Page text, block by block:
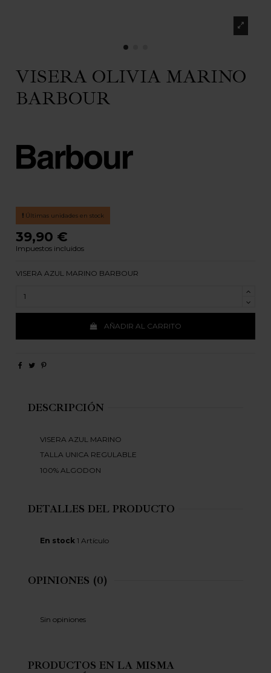
VISERA OLIVIA MARINO
BARBOUR
Últimas unidades en stock
39,90 €
Impuestos incluidos
VISERA AZUL MARINO BARBOUR
AÑADIR AL CARRITO
DESCRIPCIÓN
VISERA AZUL MARINO
TALLA UNICA REGULABLE
100% ALGODON
DETALLES DEL PRODUCTO
En stock 1 Artículo
OPINIONES (0)
Sin opiniones
PRODUCTOS EN LA MISMA